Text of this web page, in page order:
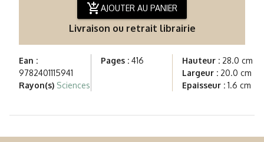
add_shopping_cartAJOUTER AU PANIER
Livraison ou retrait librairie
Ean :
9782401115941
Rayon(s) Sciences
Pages :416 Hauteur : 28.0 cm
Largeur : 20.0 cm
Epaisseur : 1.6 cm